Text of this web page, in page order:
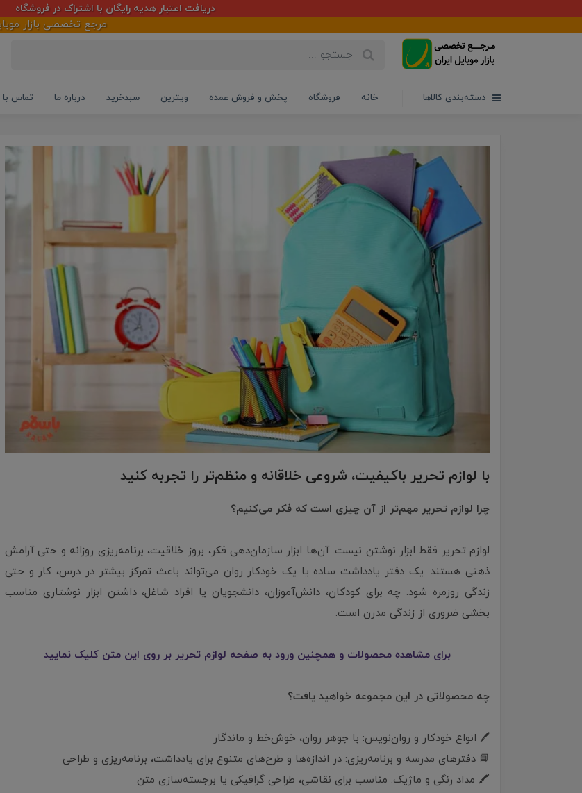
دریافت اعتبار هدیه رایگان با اشتراک در فروشگاه
مرجع تخصصی بازار موبایل
دسته‌بندی کالاها خانه فروشگاه پخش و فروش عمده ویترین سبدخرید درباره ما تماس با
با لوازم تحریر باکیفیت، شروعی خلاقانه و منظم‌تر را تجربه کنید
چرا لوازم تحریر مهم‌تر از آن چیزی است که فکر می‌کنیم؟
لوازم تحریر فقط ابزار نوشتن نیست. آن‌ها ابزار سازمان‌دهی فکر، بروز خلاقیت، برنامه‌ریزی روزانه و حتی آرامش
ذهنی هستند. یک دفتر یادداشت ساده یا یک خودکار روان می‌تواند باعث تمرکز بیشتر در درس، کار و حتی
زندگی روزمره شود. چه برای کودکان، دانش‌آموزان، دانشجویان یا افراد شاغل، داشتن ابزار نوشتاری مناسب
بخشی ضروری از زندگی مدرن است.
برای مشاهده محصولات و همچنین ورود به صفحه لوازم تحریر بر روی این متن کلیک نمایید
چه محصولاتی در این مجموعه خواهید یافت؟
🖊️ انواع خودکار و روان‌نویس: با جوهر روان، خوش‌خط و ماندگار
📘 دفترهای مدرسه و برنامه‌ریزی: در اندازه‌ها و طرح‌های متنوع برای یادداشت، برنامه‌ریزی و طراحی
🖍️ مداد رنگی و ماژیک: مناسب برای نقاشی، طراحی گرافیکی یا برجسته‌سازی متن